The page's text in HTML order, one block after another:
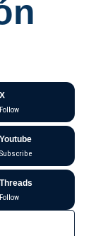
X
Follow
Youtube
Subscribe
Threads
Follow